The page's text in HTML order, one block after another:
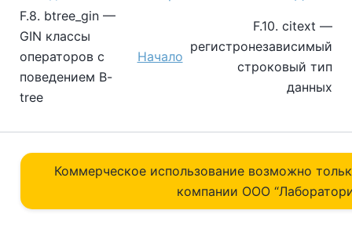
F.8. btree_gin —
GIN классы
операторов с
поведением B-
tree
Начало
F.10. citext —
регистронезависимый
строковый тип
данных
Коммерческое использование возможно
компании ОOO